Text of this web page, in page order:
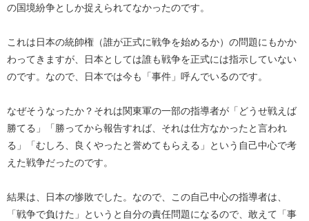
の国境紛争としか捉えられてなかったのです。
これは日本の統帥権（誰が正式に戦争を始めるか）の問題にもかか
わってきますが、日本としては誰も戦争を正式には指示していない
のです。なので、日本では今も「事件」呼んでいるのです。
なぜそうなったか？それは関東軍の一部の指導者が「どうせ戦えば
勝てる」「勝ってから報告すれば、それは仕方なかったと言われ
る」「むしろ、良くやったと誉めてもらえる」という自己中心で考
えた戦争だったのです。
結果は、日本の惨敗でした。なので、この自己中心の指導者は、
「戦争で負けた」というと自分の責任問題になるので、敢えて「事